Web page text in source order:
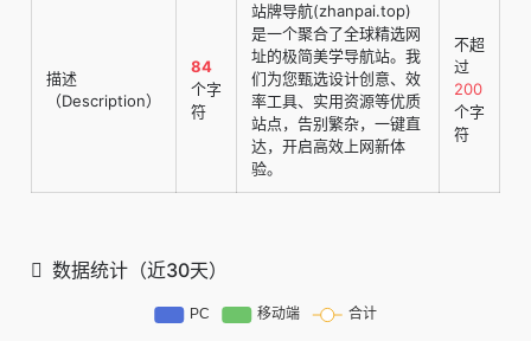
描述
（Description）
84
个字
符
站牌导航(zhanpai.top)
是一个聚合了全球精选网
址的极简美学导航站。我
们为您甄选设计创意、效
率工具、实用资源等优质
站点，告别繁杂，一键直
达，开启高效上网新体
验。
不超
过
200
个字
符
数据统计（近30天）